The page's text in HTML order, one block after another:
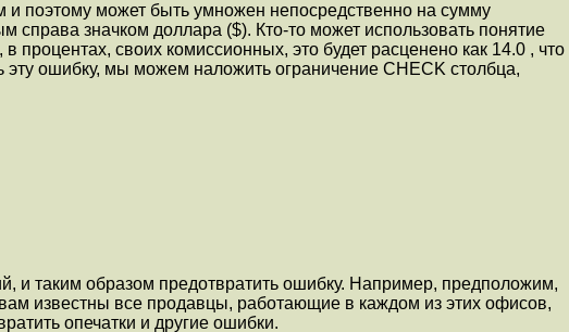
поэтому может быть умножен непосредственно на сумму
справа значком доллара ($). Кто-то может использовать понятие
своих комиссионных, это будет расценено как 14.0 , что
ошибку, мы можем наложить ограничение CHECK столбца,
и таким образом предотвратить ошибку. Например, предположим,
известны все продавцы, работающие в каждом из этих офисов,
опечатки и другие ошибки.